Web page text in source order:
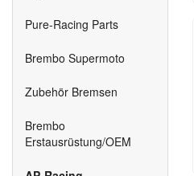
Pure-Racing Parts
Brembo Supermoto
Zubehör Bremsen
Brembo
Erstausrüstung/OEM